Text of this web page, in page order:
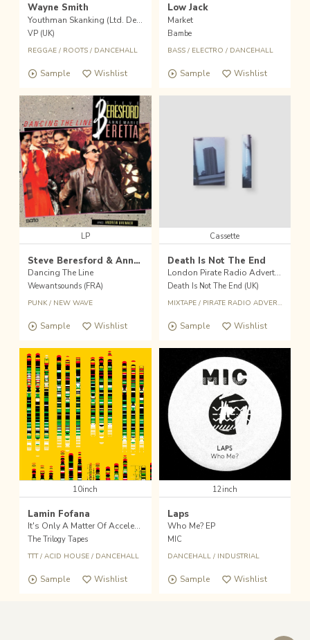
Wayne Smith
Youthman Skanking (Ltd. Deluxe Re-Issue LP)
VP (UK)
REGGAE/ ROOTS/ DANCEHALL
Sample Wishlist
Low Jack
Market
Bambe
BASS/ ELECTRO / DANCEHALL
Sample Wishlist
LP
Steve Beresford & Anne Marie Beretta
Dancing The Line
Wewantsounds (FRA)
PUNK/ NEW WAVE
Sample Wishlist
Cassette
Death Is Not The End
London Pirate Radio Adverts 1984-1993, Vol. 2 (2025 Re-Print)
Death Is Not The End (UK)
MIXTAPE/ PIRATE RADIO ADVERTS
Sample Wishlist
10inch
Lamin Fofana
It's Only A Matter Of Acceleration Now
The Trilogy Tapes
TTT/ ACID HOUSE/ DANCEHALL
Sample Wishlist
12inch
Laps
Who Me? EP
MIC
DANCEHALL/ INDUSTRIAL
Sample Wishlist